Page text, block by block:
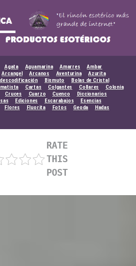
Agata Aguamarina Amarres
Ambar
Arcangel Arcanos Aventurina
Azurita
Bismuto
Bolas de Cristal
Cartas Colgantes Collares
Colonia
Cruces Cuarzo Cuenco
Diccionarios
Ediciones Escarabajos
Esencias
Flores Fluorita Fotos Geoda
Hadas
RATE
THIS
POST